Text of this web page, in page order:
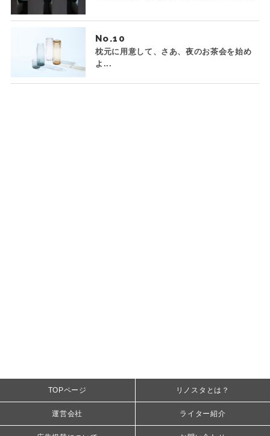
No.
枕元に用意して、さあ、夜のお茶会を始め
よ...
TOPページ リノスタとは？
運営会社 ライター紹介